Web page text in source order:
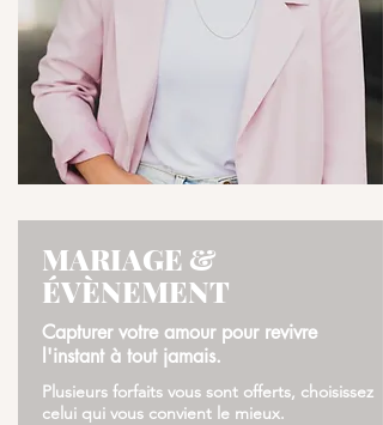
MARIAGE &
ÉVÈNEMENT
Capturer votre amour pour revivre
l'instant à tout jamais.
Plusieurs forfaits vous sont offerts, choisissez
celui qui vous convient le mieux.